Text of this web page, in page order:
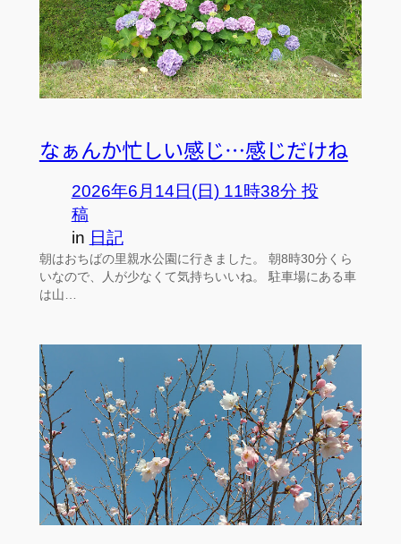
なぁんか忙しい感じ…感じだけね
2026年6月14日(日) 11時38分 投
稿
in 日記
朝はおちばの里親水公園に行きました。 朝8時30分くら
いなので、人が少なくて気持ちいいね。 駐車場にある車
は山…